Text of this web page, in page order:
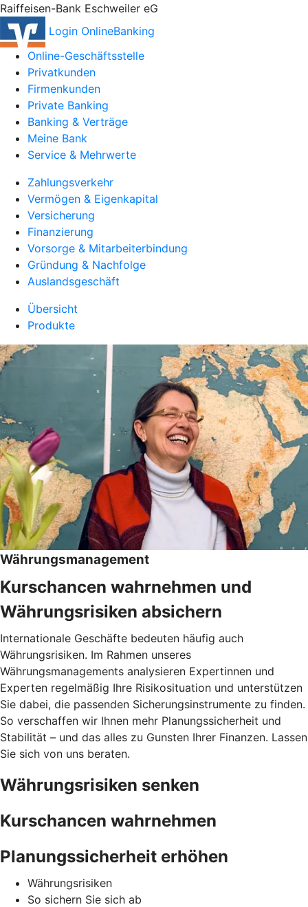
Raiffeisen-Bank Eschweiler eG
Login OnlineBanking
Online-Geschäftsstelle
Privatkunden
Firmenkunden
Private Banking
Banking & Verträge
Meine Bank
Service & Mehrwerte
Zahlungsverkehr
Vermögen & Eigenkapital
Versicherung
Finanzierung
Vorsorge & Mitarbeiterbindung
Gründung & Nachfolge
Auslandsgeschäft
Übersicht
Produkte
Währungsmanagement
Kurschancen wahrnehmen und
Währungsrisiken absichern
Internationale Geschäfte bedeuten häufig auch
Währungsrisiken. Im Rahmen unseres
Währungsmanagements analysieren Expertinnen und
Experten regelmäßig Ihre Risikosituation und unterstützen
Sie dabei, die passenden Sicherungsinstrumente zu finden.
So verschaffen wir Ihnen mehr Planungssicherheit und
Stabilität – und das alles zu Gunsten Ihrer Finanzen. Lassen
Sie sich von uns beraten.
Währungsrisiken senken
Kurschancen wahrnehmen
Planungssicherheit erhöhen
Währungsrisiken
So sichern Sie sich ab